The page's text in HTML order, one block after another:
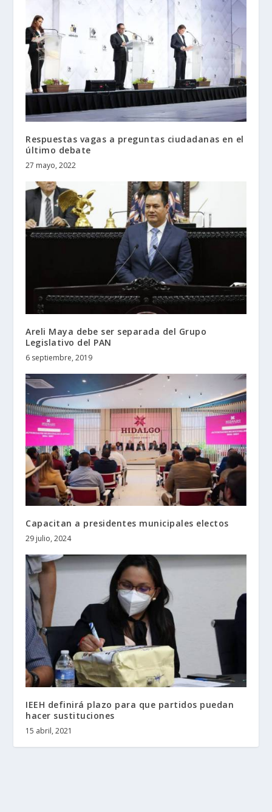
Respuestas vagas a preguntas ciudadanas en el
último debate
27 mayo, 2022
Areli Maya debe ser separada del Grupo
Legislativo del PAN
6 septiembre, 2019
Capacitan a presidentes municipales electos
29 julio, 2024
IEEH definirá plazo para que partidos puedan
hacer sustituciones
15 abril, 2021